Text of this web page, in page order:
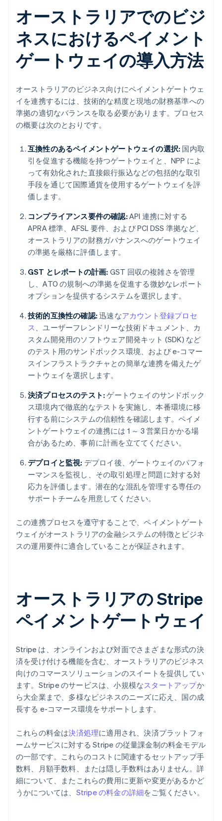
オーストラリアでのビジ
ネスにおけるペイメント
ゲートウェイの導入方法
オーストラリアのビジネス向けにペイメントゲートウェ
イを連携するには、技術的な精度と現地の財務基準への
準拠の適切なバランスを取る必要があります。プロセス
の概要は次のとおりです。
互換性のあるペイメントゲートウェイの選択: 国内取
引を促進する機能を持つゲートウェイと、NPP によ
って有効化された直接銀行振込などの包括的な取引
手段を通じて国際通貨を使用するゲートウェイを評
価します。
コンプライアンス要件の確認: API 連携に対する
APRA 標準、AFSL 要件、および PCI DSS 準拠など、
オーストラリアの財務ガバナンスへのゲートウェイ
の準拠を厳格に評価します。
GST とレポートの計画: GST 回収の複雑さを管理
し、ATO の規制への準拠を促進する微妙なレポート
オプションを提供するシステムを選択します。
技術的互換性の確認: 迅速なアカウント登録プロセ
ス 、ユーザーフレンドリーな技術ドキュメント、カ
スタム開発用のソフトウェア開発キット (SDK) など
のテスト用のサンドボックス環境、および e-コマー
スインフラストラクチャとの簡単な連携を備えたゲ
ートウェイを選択します。
決済プロセスのテスト: ゲートウェイのサンドボック
ス環境内で徹底的なテストを実施し、本番環境に移
行する前にシステムの信頼性を確認します。ペイメ
ントゲートウェイの連携には 1 ～ 3 営業日かかる場
合があるため、事前に計画を立ててください。
デプロイと監視: デプロイ後、ゲートウェイのパフォ
ーマンスを監視し、その取引処理と問題に対する対
応力を評価します。潜在的な混乱を管理する専任の
サポートチームを用意してください。
この連携プロセスを遵守することで、ペイメントゲート
ウェイがオーストラリアの金融システムの特徴とビジネ
スの運用要件に適合していることが保証されます。
オーストラリアの Stripe
ペイメントゲートウェイ
Stripe は、オンラインおよび対面でさまざまな形式の決
済を受け付ける機能を含む、オーストラリアのビジネス
向けのコマースソリューションのスイートを提供してい
ます。Stripe のサービスは、小規模なスタートアップか
ら大企業まで、多様なビジネスのニーズに応え、国の成
長する e-コマース環境をサポートします。
これらの料金は決済処理に適用され、決済プラットフォ
ームサービスに対する Stripe の従量課金制の料金モデル
の一部です。これらのコストに関連するセットアップ手
数料、月額手数料、または隠し手数料はありません。詳
細について、またこれらの費用に更新や変更があるかど
うかについては、 Stripe の料金の詳細をご覧ください。